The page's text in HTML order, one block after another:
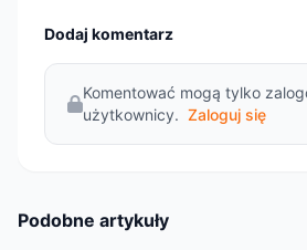
Dodaj komentarz
Komentować mogą tylko
użytkownicy. Zaloguj się
Podobne artykuły